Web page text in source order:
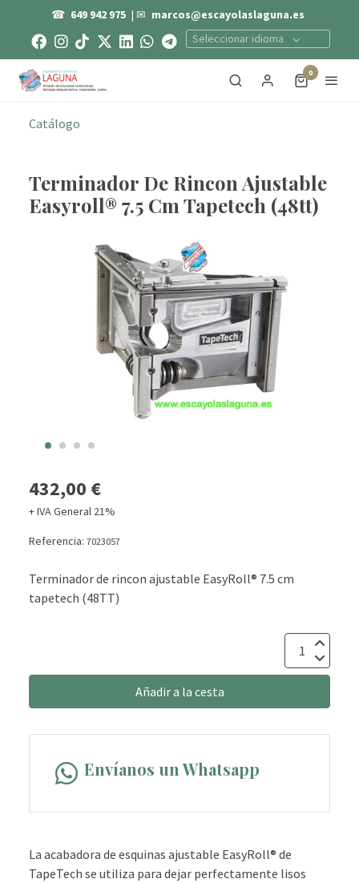
☎ 649 942 975 | ✉ marcos@escayolaslaguna.es
Seleccionar idioma
0
Catálogo
Terminador De Rincon Ajustable
Easyroll® 7.5 Cm Tapetech (48tt)
432,00 €
+ IVA General 21%
Referencia: 7023057
Terminador de rincon ajustable EasyRoll® 7.5 cm
tapetech (48TT)
Añadir a la cesta
Envíanos un Whatsapp
La acabadora de esquinas ajustable EasyRoll® de
TapeTech se utiliza para dejar perfectamente lisos